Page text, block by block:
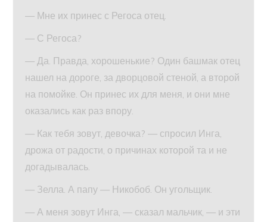
— Мне их принес с Регоса отец.
— С Регоса?
— Да. Правда, хорошенькие? Один башмак отец
нашел на дороге, за дворцовой стеной, а второй
на помойке. Он принес их для меня, и они мне
оказались как раз впору.
— Как тебя зовут, девочка? — спросил Инга,
дрожа от радости, о причинах которой та и не
догадывалась.
— Зелла. А папу — Никобоб. Он угольщик.
— А меня зовут Инга, — сказал мальчик, — и эти